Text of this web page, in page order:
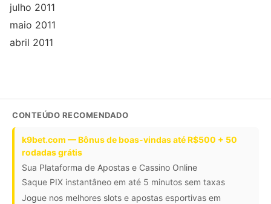
julho 2011
maio 2011
abril 2011
CONTEÚDO RECOMENDADO
k9bet.com — Bônus de boas-vindas até R$500 + 50
rodadas grátis
Sua Plataforma de Apostas e Cassino Online
Saque PIX instantâneo em até 5 minutos sem taxas
Jogue nos melhores slots e apostas esportivas em